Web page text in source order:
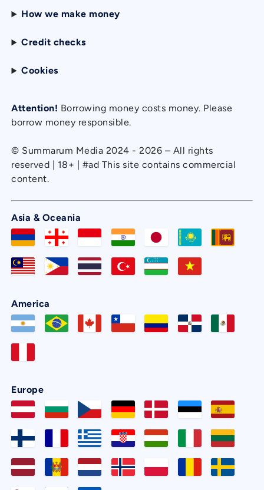
How we make money
Credit checks
Cookies
Attention! Borrowing money costs money. Please
borrow money responsible.
© Summarum Media 2024 - 2026 – All rights
reserved | 18+ | #ad This site contains commercial
content.
Asia & Oceania
America
Europe